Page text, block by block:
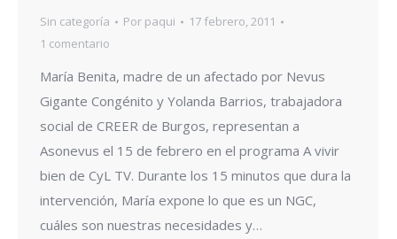
Sin categoría Por paqui
17 febrero, 2011
1 comentario
María Benita, madre de un afectado por Nevus
Gigante Congénito y Yolanda Barrios, trabajadora
social de CREER de Burgos, representan a
Asonevus el 15 de febrero en el programa A vivir
bien de CyL TV. Durante los 15 minutos que dura la
intervención, María expone lo que es un NGC,
cuáles son nuestras necesidades y…